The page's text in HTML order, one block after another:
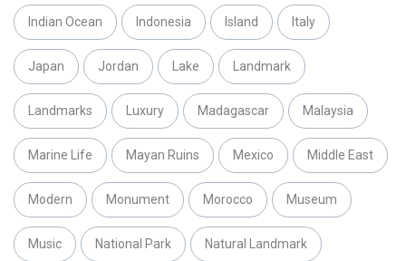
Indian Ocean Indonesia Island Italy
Japan Jordan Lake Landmark
Landmarks Luxury Madagascar Malaysia
Marine Life Mayan Ruins Mexico Middle East
Modern Monument Morocco Museum
Music National Park Natural Landmark